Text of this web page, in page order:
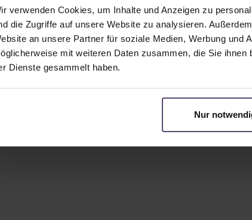
verwenden Cookies, um Inhalte und Anzeigen zu
die Zugriffe auf unsere Website zu analysieren.
an unsere Partner für soziale Medien, Werbung und
mit weiteren Daten zusammen, die Sie
Dienste gesammelt haben.
Nur
Bewertungen
3135"